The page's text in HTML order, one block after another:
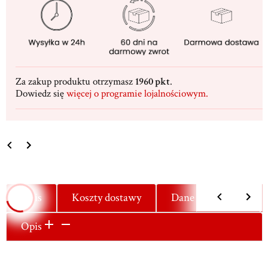
Za zakup produktu otrzymasz 1960 pkt.
Dowiedz sięwięcej o programie lojalnościowym.
Opis Koszty dostawy
Dane techniczne
Opis